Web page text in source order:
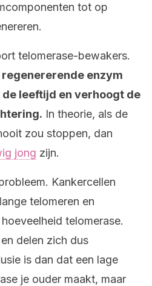
tot op
telomerase-bewakers.
enzym
leeftijd en verhoogt de
In theorie, als de
zou stoppen, dan
jong zijn.
Kankercellen
telomeren en
telomerase.
delen zich dus
is dan dat een lage
je ouder maakt, maar